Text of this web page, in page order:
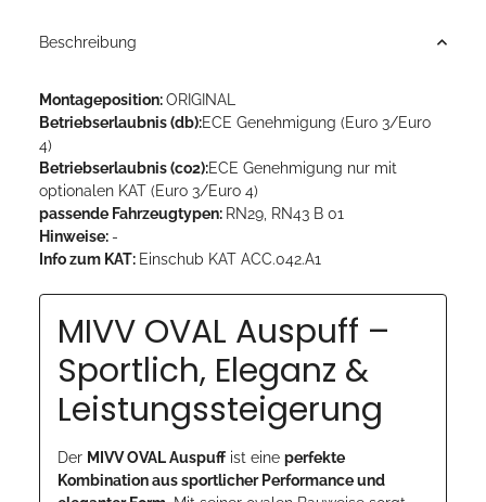
Beschreibung
Montageposition:ORIGINAL
Betriebserlaubnis (db):ECE Genehmigung (Euro 3/Euro
4)
Betriebserlaubnis (co2):ECE Genehmigung nur mit
optionalen KAT (Euro 3/Euro 4)
passende Fahrzeugtypen: RN29, RN43 B 01
Hinweise: -
Info zum KAT: Einschub KAT ACC.042.A1
MIVV OVAL Auspuff –
Sportlich, Eleganz &
Leistungssteigerung
Der MIVV OVAL Auspuff ist eine perfekte
Kombination aus sportlicher Performance und